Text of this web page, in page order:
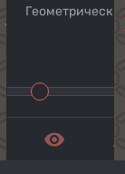
navigate_before
remove_red_eye